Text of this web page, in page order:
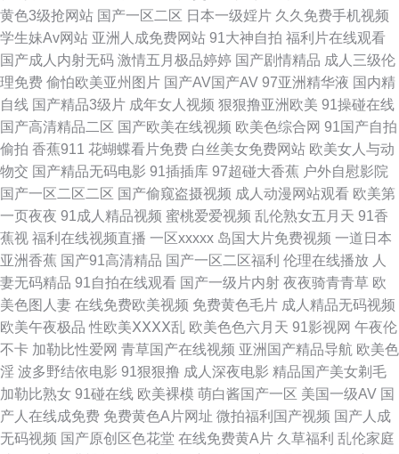
四页 色午夜影院啪啪 自拍第一页 爱豆传媒69AV 国产浮力麻豆影院 在线观
看淫国产 操逼问址 国产三级视频 欧美性爱黄色 午夜电影你懂的 91在线观看
网站 福利所av 久久草国产 蜜桃91视频网站 探花av天堂 91官方视频网站 99
在线视频福利 欧美A级性爱 A级网站 国内精品夜夜操 日韩理论三级 91tv视频
97超碰总站 超碰碰少妇 国产a算你色视频 蜜桃午夜剧场 日韩A级电影 午夜
精品伦理 中日肏屄视频 97精品 超碰人人干人人摸 国产偷拍WWW 免费观看
成人91 日本AⅤ网址 中文字幕美腿丝袜 91在线资源 国产大片中文字幕 久久
天堂五五 日本色色影院 偷拍色图亚洲 超碰刺激人人 国产在线网站 欧美不卡
交配视频 日韩电影色色 午夜影院10 91中文啦视频 岛国a免费观看 久久香蕉
草久久 欧美做爱精品 午夜性爱影院 91黑丝美女 操逼资源网 豆花日韩精品
黄色3级抢网站 国产一区二区 日本一级婬片 久久免费手机视频
学生妹Av网站 亚洲人成免费网站 91大神自拍 福利片在线观看
国产成人内射无码 激情五月极品婷婷 国产剧情精品 成人三级伦
理免费 偷怕欧美亚州图片 国产AV国产AV 97亚洲精华液 国内精
自线 国产精品3级片 成年女人视频 狠狠撸亚洲欧美 91操碰在线
国产高清精品二区 国产欧美在线视频 欧美色综合网 91国产自拍
偷拍 香蕉911 花蝴蝶看片免费 白丝美女免费网站 欧美女人与动
物交 国产精品无码电影 91插插库 97超碰大香蕉 户外自慰影院
国产一区二区二区 国产偷窥盗摄视频 成人动漫网站观看 欧美第
一页夜夜 91成人精品视频 蜜桃爱爱视频 乱伦熟女五月天 91香
蕉视 福利在线视频直播 一区xxxxx 岛国大片免费视频 一道日本
亚洲香蕉 国产91高清精品 国产一区二区福利 伦理在线播放 人
妻无码精品 91自拍在线观看 国产一级片内射 夜夜骑青青草 欧
美色图人妻 在线免费欧美视频 免费黄色毛片 成人精品无码视频
欧美午夜极品 性欧美ⅩⅩⅩⅩ乱 欧美色色六月天 91影视网 午夜伦
不卡 加勒比性爱网 青草国产在线视频 亚洲国产精品导航 欧美色
淫 波多野结依电影 91狠狠撸 成人深夜电影 精品国产美女剃毛
加勒比熟女 91碰在线 欧美裸模 萌白酱国产一区 美国一级AV 国
产人在线成免费 免费黄色A片网址 微拍福利国产视频 国产人成
无码视频 国产原创区色花堂 在线免费黄A片 久草福利 乱伦家庭